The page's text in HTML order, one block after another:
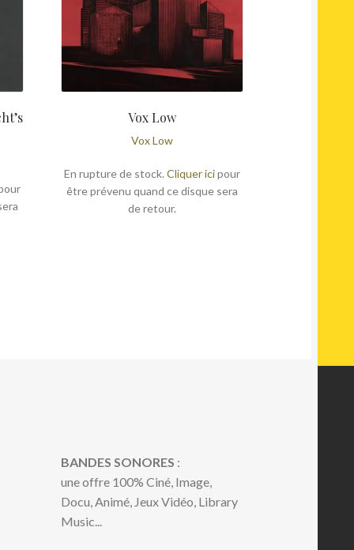
Vox Low
Vox Low
En rupture de stock. Cliquer icipour
être prévenu quand ce disque sera
de retour.
BANDES SONORES :
une offre 100% Ciné, Image,
Docu, Animé, Jeux Vidéo, Library
Music...